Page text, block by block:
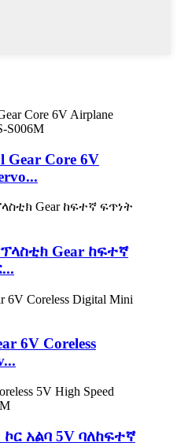
Gear Core 6V
Gear ከፍተኛ
6V Coreless
አልባ 5V ባለከፍተኛ